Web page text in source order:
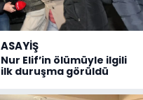
ASAYİŞ
Nur Elif’in ölümüyle ilgili
ilk duruşma görüldü